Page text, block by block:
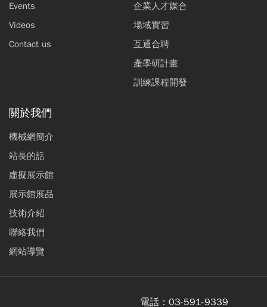
Events
Videos
Contact us
企業人才媒合
場域實習
互通合聘
產學研計畫
訓練課程開發
關於我們
機械網簡介
站長的話
虛擬展示館
展示館展品
技術介紹
聯絡我們
網站導覽
電話： 03-591-9339